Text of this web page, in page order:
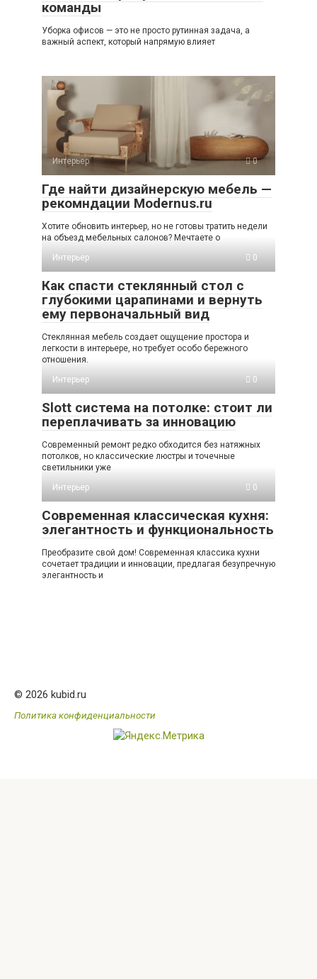
команды
Уборка офисов — это не просто рутинная задача, а
важный аспект, который напрямую влияет
Интерьер 0
Где найти дизайнерскую мебель —
рекомндации Modernus.ru
Хотите обновить интерьер, но не готовы тратить недели
на объезд мебельных салонов? Мечтаете о
Интерьер
0
Как спасти стеклянный стол с
глубокими царапинами и вернуть
ему первоначальный вид
Стеклянная мебель создает ощущение простора и
легкости в интерьере, но требует особо бережного
отношения.
Интерьер
0
Slott система на потолке: стоит ли
переплачивать за инновацию
Современный ремонт редко обходится без натяжных
потолков, но классические люстры и точечные
светильники уже
Интерьер
0
Современная классическая кухня:
элегантность и функциональность
Преобразите свой дом! Современная классика кухни
сочетает традиции и инновации, предлагая безупречную
элегантность и
© 2026 kubid.ru
Политика конфиденциальности